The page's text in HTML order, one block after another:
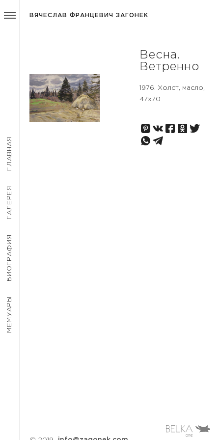
МЕМУАРЫ
БИОГРАФИЯ
ГАЛЕРЕЯ
ГЛАВНАЯ
ВЯЧЕСЛАВ ФРАНЦЕВИЧ ЗАГОНЕК
Весна.
Ветренно
1976. Холст, масло,
47x70